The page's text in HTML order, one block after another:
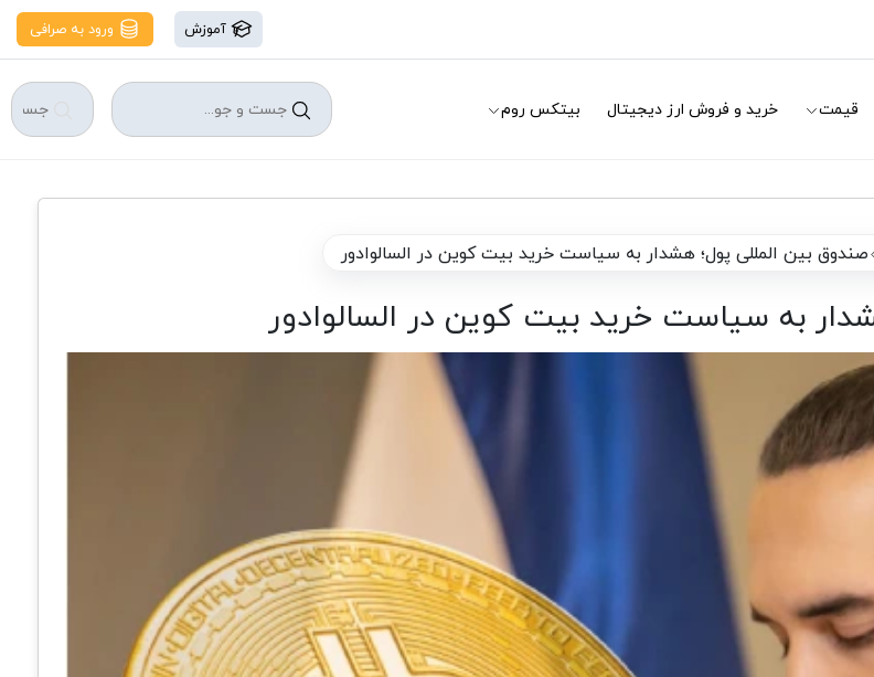
آموزش ورود به صرافی
قیمت خرید و فروش ارز دیجیتال بیتکس روم
صندوق بین‌ المللی پول؛ هشدار به سیاست خرید بیت کوین در السالوادور
به سیاست خرید بیت کوین در السالوادور